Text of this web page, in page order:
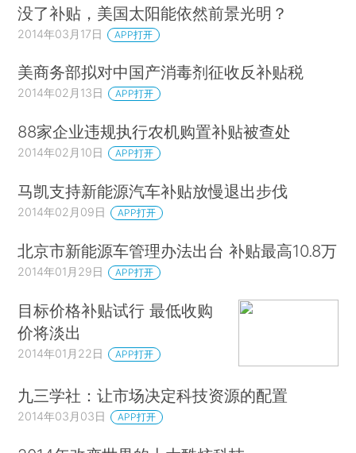
没了补贴，美国太阳能依然前景光明？
2014年03月17日 APP打开
美商务部拟对中国产消毒剂征收反补贴税
2014年02月13日 APP打开
88家企业违规执行农机购置补贴被查处
2014年02月10日 APP打开
马凯支持新能源汽车补贴放慢退出步伐
2014年02月09日 APP打开
北京市新能源车管理办法出台 补贴最高10.8万
2014年01月29日 APP打开
目标价格补贴试行 最低收购
价将淡出
2014年01月22日 APP打开
九三学社：让市场决定科技资源的配置
2014年03月03日 APP打开